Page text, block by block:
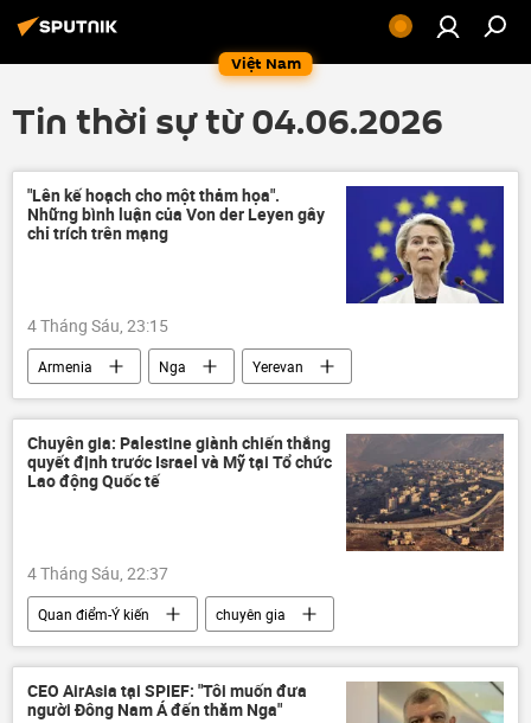
Việt Nam
Tin thời sự từ 04.06.2026
"Lên kế hoạch cho một thảm họa".
Những bình luận của Von der Leyen gây
chỉ trích trên mạng
4 Tháng Sáu, 23:15
Armenia Nga
Yerevan
Thế giới
Ursula von der Leyen
Vladimir Putin
EAEU
Astana
Belarus
Kazakhstan
Kyrgyzstan
Chuyên gia: Palestine giành chiến thắng
quyết định trước Israel và Mỹ tại Tổ chức
Lao động Quốc tế
4 Tháng Sáu, 22:37
Quan điểm-Ý kiến
chuyên gia
Palestine
Thế giới Chính trị
CEO AirAsia tại SPIEF: "Tôi muốn đưa
người Đông Nam Á đến thăm Nga"